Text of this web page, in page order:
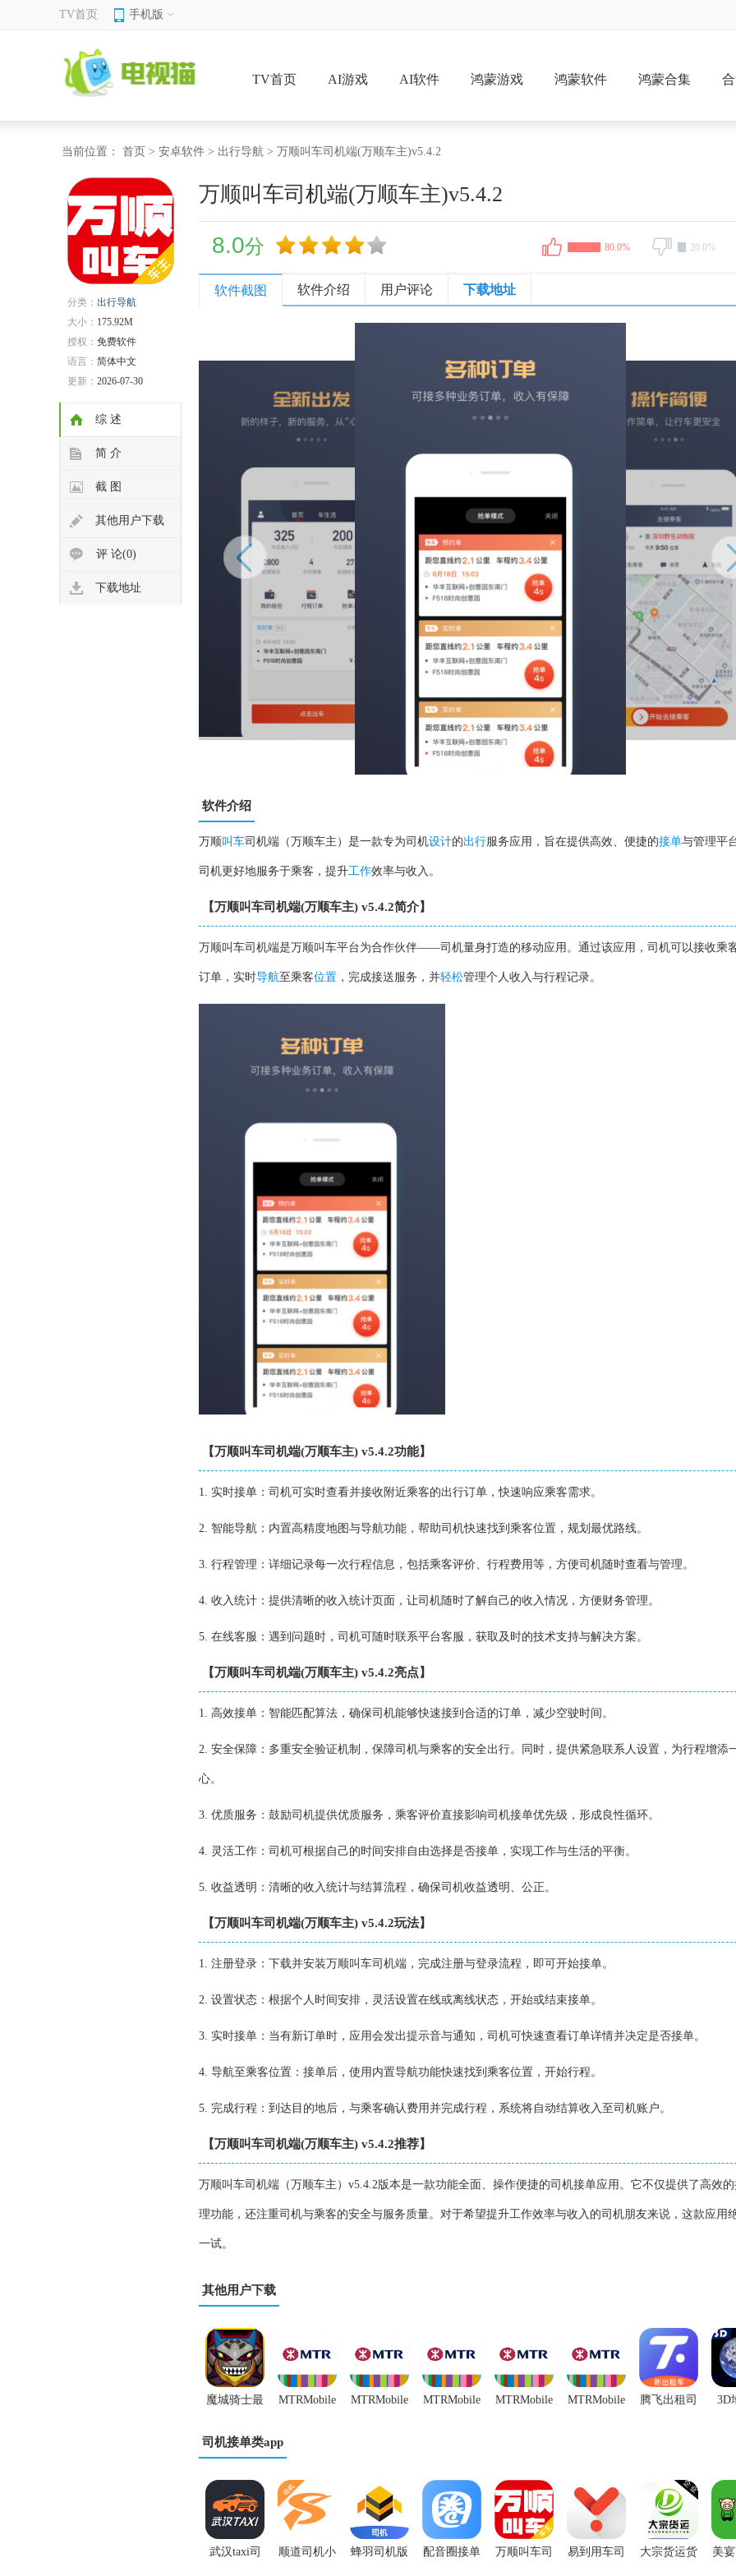
TV首页 手机版
TV首页 AI游戏 AI软件 鸿蒙游戏 鸿蒙软件 鸿蒙合集
当前位置： 首页 > 安卓软件 > 出行导航 > 万顺叫车司机端(万顺车主)v5.4.2
分类： 出行导航
大小： 175.92M
授权： 免费软件
语言： 简体中文
更新： 2026-07-30
综 述
简 介
截 图
其他用户下载
评 论(0)
下载地址
万顺叫车司机端(万顺车主)v5.4.2
8.0分 80.0% 20.0%
软件截图 软件介绍 用户评论 下载地址
软件介绍
万顺叫车司机端（万顺车主）是一款专为司机设计的出行服务应用，旨在提供高效、便捷的接单与管理平
司机更好地服务于乘客，提升工作效率与收入。
【万顺叫车司机端(万顺车主) v5.4.2简介】
万顺叫车司机端是万顺叫车平台为合作伙伴——司机量身打造的移动应用。通过该应用，司机可以接收乘
订单，实时导航至乘客位置 ，完成接送服务，并轻松管理个人收入与行程记录。
【万顺叫车司机端(万顺车主) v5.4.2功能】
1. 实时接单：司机可实时查看并接收附近乘客的出行订单，快速响应乘客需求。
2. 智能导航：内置高精度地图与导航功能，帮助司机快速找到乘客位置，规划最优路线。
3. 行程管理：详细记录每一次行程信息，包括乘客评价、行程费用等，方便司机随时查看与管理。
4. 收入统计：提供清晰的收入统计页面，让司机随时了解自己的收入情况，方便财务管理。
5. 在线客服：遇到问题时，司机可随时联系平台客服，获取及时的技术支持与解决方案。
【万顺叫车司机端(万顺车主) v5.4.2亮点】
1. 高效接单：智能匹配算法，确保司机能够快速接到合适的订单，减少空驶时间。
2. 安全保障：多重安全验证机制，保障司机与乘客的安全出行。同时，提供紧急联系人设置，为行程增添
心。
3. 优质服务：鼓励司机提供优质服务，乘客评价直接影响司机接单优先级，形成良性循环。
4. 灵活工作：司机可根据自己的时间安排自由选择是否接单，实现工作与生活的平衡。
5. 收益透明：清晰的收入统计与结算流程，确保司机收益透明、公正。
【万顺叫车司机端(万顺车主) v5.4.2玩法】
1. 注册登录：下载并安装万顺叫车司机端，完成注册与登录流程，即可开始接单。
2. 设置状态：根据个人时间安排，灵活设置在线或离线状态，开始或结束接单。
3. 实时接单：当有新订单时，应用会发出提示音与通知，司机可快速查看订单详情并决定是否接单。
4. 导航至乘客位置：接单后，使用内置导航功能快速找到乘客位置，开始行程。
5. 完成行程：到达目的地后，与乘客确认费用并完成行程，系统将自动结算收入至司机账户。
【万顺叫车司机端(万顺车主) v5.4.2推荐】
万顺叫车司机端（万顺车主）v5.4.2版本是一款功能全面、操作便捷的司机接单应用。它不仅提供了高效
理功能，还注重司机与乘客的安全与服务质量。对于希望提升工作效率与收入的司机朋友来说，这款应用
一试。
其他用户下载
魔城骑士最
新版
MTRMobile MTRMobile MTRMobile MTRMobile MTRMobile 腾飞出租司 3D
司机接单类app
武汉taxi司 顺道司机小 蜂羽司机版 配音圈接单 万顺叫车司 易到用车司 大宗货运货 美